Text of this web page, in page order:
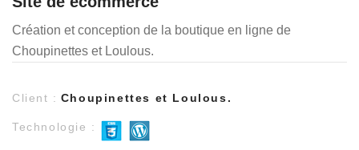
Création et conception de la boutique en ligne de
Choupinettes et Loulous.
Client : Choupinettes et Loulous.
Technologie :